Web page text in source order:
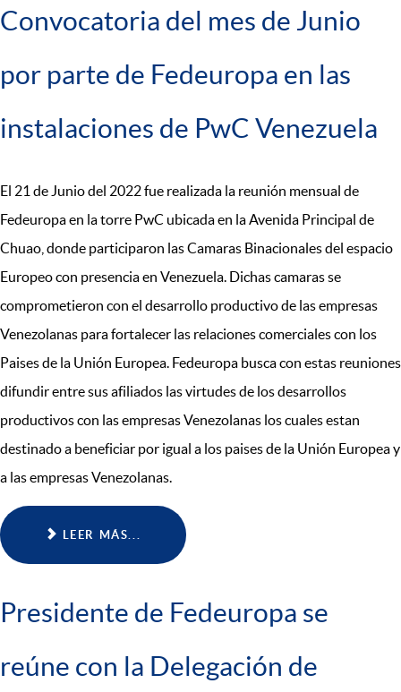
Convocatoria del mes de Junio
por parte de Fedeuropa en las
instalaciones de PwC Venezuela
El 21 de Junio del 2022 fue realizada la reunión mensual de
Fedeuropa en la torre PwC ubicada en la Avenida Principal de
Chuao, donde participaron las Camaras Binacionales del espacio
Europeo con presencia en Venezuela. Dichas camaras se
comprometieron con el desarrollo productivo de las empresas
Venezolanas para fortalecer las relaciones comerciales con los
Paises de la Unión Europea. Fedeuropa busca con estas reuniones
difundir entre sus afiliados las virtudes de los desarrollos
productivos con las empresas Venezolanas los cuales estan
destinado a beneficiar por igual a los paises de la Unión Europea y
a las empresas Venezolanas.
LEER MÁS...
Presidente de Fedeuropa se
reúne con la Delegación de